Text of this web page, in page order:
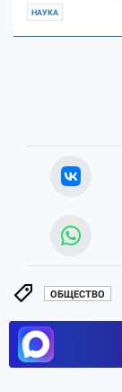
НАУКА
ОБЩЕСТВО